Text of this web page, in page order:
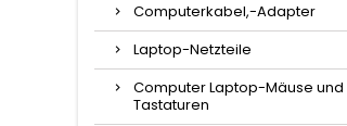
Computerkabel,-Adapter
Laptop-Netzteile
Computer Laptop-Mäuse und
Tastaturen